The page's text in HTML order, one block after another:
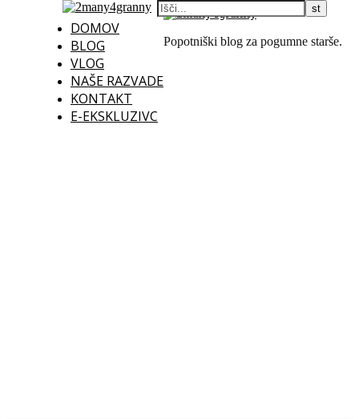
DOMOV
BLOG
VLOG
NAŠE RAZVADE
KONTAKT
E-EKSKLUZIVC
Popotniški blog za pogumne starše.